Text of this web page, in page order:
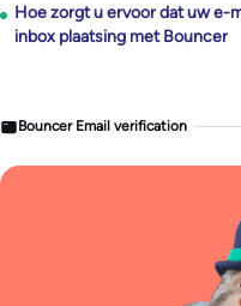
Hoe zorgt u ervoor dat uw e-
inbox plaatsing met Bouncer
Bouncer Email verification